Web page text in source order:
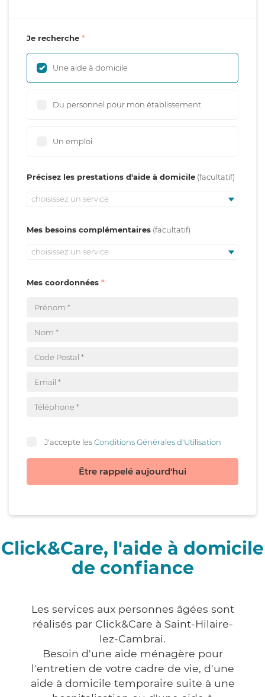
Je recherche
Une aide à domicile
Du personnel pour mon établissement
Un emploi
Précisez les prestations d'aide à domicile
choisissez un service
Mes besoins complémentaires
choisissez un service
Mes coordonnées
J'accepte lesConditions Générales d'Utilisation
Être rappelé aujourd'hui
Click&Care, l'aide à domicile
de confiance
Les services aux personnes âgées sont
réalisés par Click&Care à Saint-Hilaire-
lez-Cambrai.
Besoin d'une aide ménagère pour
l'entretien de votre cadre de vie, d'une
aide à domicile temporaire suite à une